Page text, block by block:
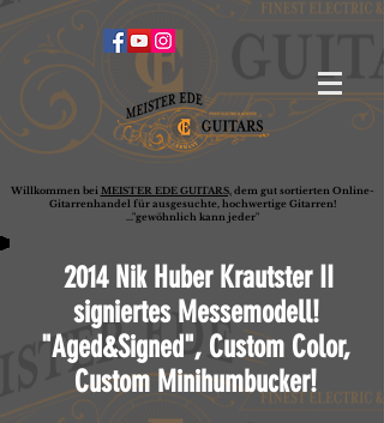
Willkommen bei MEISTER EDE GUITARS,dem gut sortierten Online-
Gitarrenhandel für ausgesuchte, hochwertige Gitarren!
..."gewöhnlich kann jeder"
2014 Nik Huber Krautster II
signiertes Messemodell!
"Aged&Signed", Custom Color,
Custom Minihumbucker!